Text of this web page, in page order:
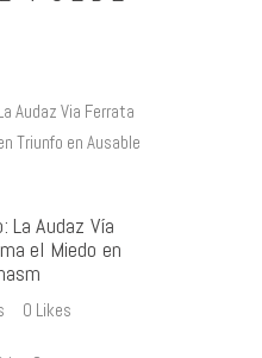
La Audaz Vía
el Miedo en
0 Likes